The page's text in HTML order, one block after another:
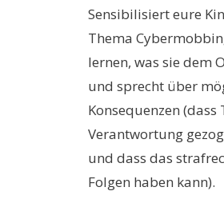
Sensibilisiert eure
Thema
lernen, was sie dem
und sprecht über
Konsequenzen (dass
Verantwortung
und dass das
Folgen haben kann).